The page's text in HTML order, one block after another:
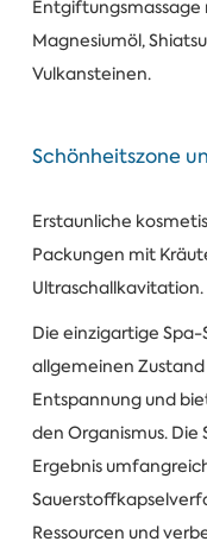
Entgiftungsmassage
Magnesiumöl,
Vulkansteinen.
Schönheitszone
Erstaunliche
Packungen mit
Ultraschallkavitation.
Die einzigartige
allgemeinen
Entspannung und
den Organismus.
Ergebnis
Ressourcen und